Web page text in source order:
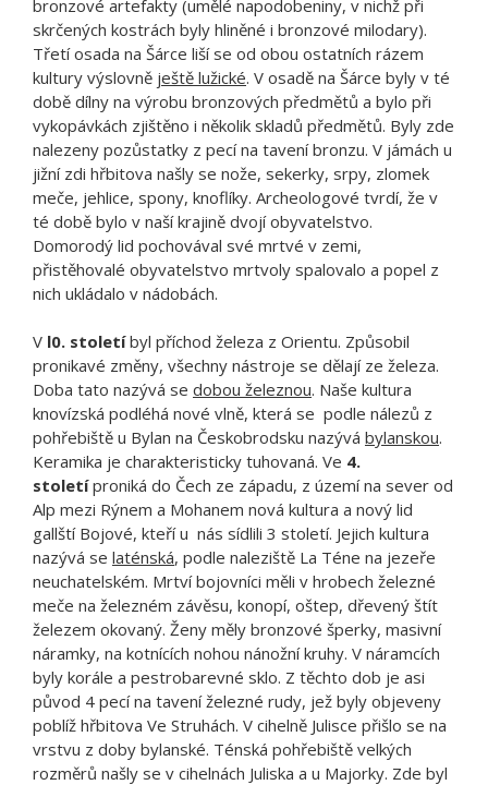
bronzové artefakty (umělé napodobeniny, v nichž při
skrčených kostrách byly hliněné i bronzové milodary).
Třetí osada na Šárce liší se od obou ostatních rázem
kultury výslovně ještě lužické. V osadě na Šárce byly v té
době dílny na výrobu bronzových předmětů a bylo při
vykopávkách zjištěno i několik skladů předmětů. Byly zde
nalezeny pozůstatky z pecí na tavení bronzu. V jámách u
jižní zdi hřbitova našly se nože, sekerky, srpy, zlomek
meče, jehlice, spony, knoflíky. Archeologové tvrdí, že v
té době bylo v naší krajině dvojí obyvatelstvo.
Domorodý lid pochovával své mrtvé v zemi,
přistěhovalé obyvatelstvo mrtvoly spalovalo a popel z
nich ukládalo v nádobách.
V l0. stoletíbyl příchod železa z Orientu. Způsobil
pronikavé změny, všechny nástroje se dělají ze železa.
Doba tato nazývá se dobou železnou. Naše kultura
knovízská podléhá nové vlně, která se podle nálezů z
pohřebiště u Bylan na Českobrodsku nazývá bylanskou.
Keramika je charakteristicky tuhovaná. Ve 4.
stoletíproniká do Čech ze západu, z území na sever od
Alp mezi Rýnem a Mohanem nová kultura a nový lid
gallští Bojové, kteří u nás sídlili 3 století. Jejich kultura
nazývá se laténská, podle naleziště La Téne na jezeře
neuchatelském. Mrtví bojovníci měli v hrobech železné
meče na železném závěsu, konopí, oštep, dřevený štít
železem okovaný. Ženy měly bronzové šperky, masivní
náramky, na kotnících nohou nánožní kruhy. V náramcích
byly korále a pestrobarevné sklo. Z těchto dob je asi
původ 4 pecí na tavení železné rudy, jež byly objeveny
poblíž hřbitova Ve Struhách. V cihelně Julisce přišlo se na
vrstvu z doby bylanské. Ténská pohřebiště velkých
rozměrů našly se v cihelnách Juliska a u Majorky. Zde byl